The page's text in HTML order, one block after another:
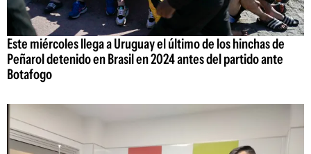
Este miércoles llega a Uruguay el último de los hinchas de
Peñarol detenido en Brasil en 2024 antes del partido ante
Botafogo